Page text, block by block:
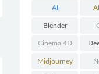
AI
Blender
Cinema 4D
Midjourney